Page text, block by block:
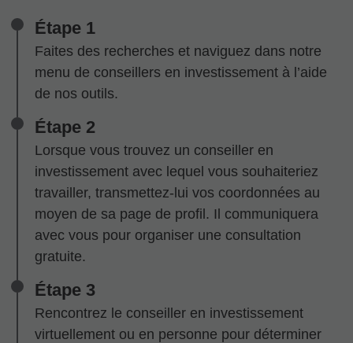
Étape 1
Faites des recherches et naviguez dans notre
menu de conseillers en investissement à l’aide
de nos outils.
Étape 2
Lorsque vous trouvez un conseiller en
investissement avec lequel vous souhaiteriez
travailler, transmettez-lui vos coordonnées au
moyen de sa page de profil. Il communiquera
avec vous pour organiser une consultation
gratuite.
Étape 3
Rencontrez le conseiller en investissement
virtuellement ou en personne pour déterminer